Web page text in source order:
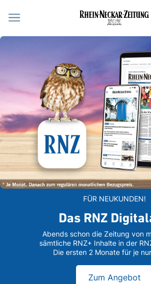
FÜR NEUKUNDEN!
Das RNZ
Abends schon die Zeitung von
sämtliche RNZ+ Inhalte in der
Die ersten 2 Monate für je
Zum Angebot